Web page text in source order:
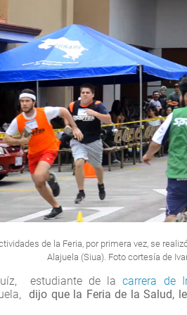
de la Feria, por primera vez, se
Alajuela (Siua). Foto cortesía de
estudiante de lacarrera de
dijo que la Feria de la Salud,